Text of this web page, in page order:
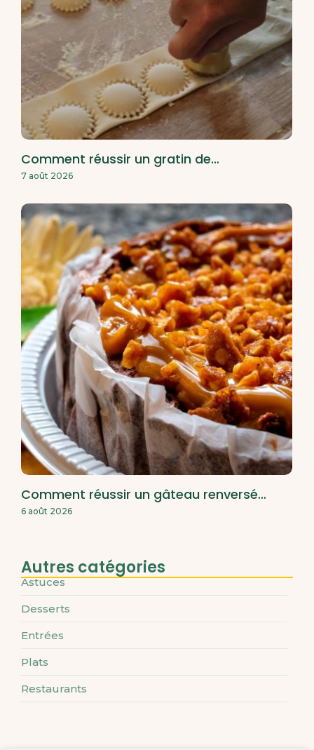
Comment réussir un gratin de…
7 août 2026
Comment réussir un gâteau renversé…
6 août 2026
Autres catégories
Astuces
Desserts
Entrées
Plats
Restaurants